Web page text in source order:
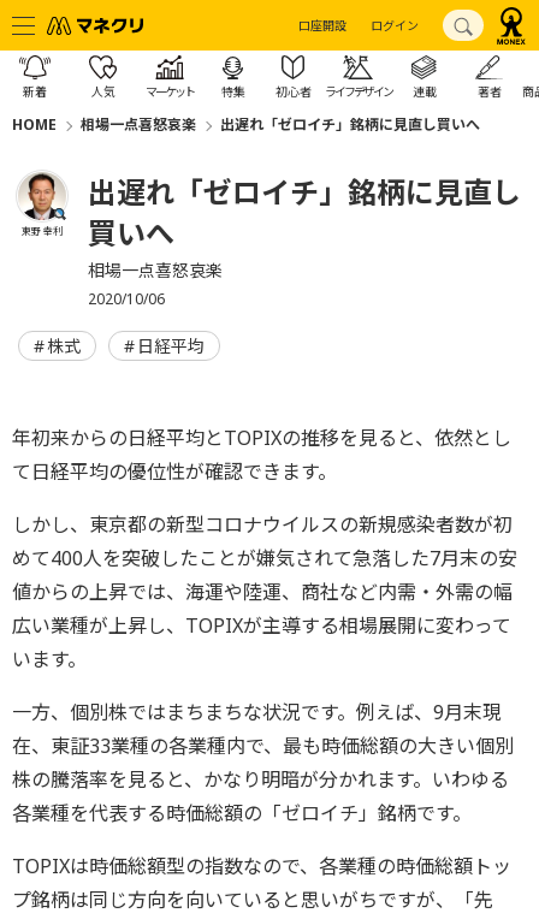
口座開設 ログイン
新着 人気 マーケット 特集 初心者 ライフデザイン 連載 著者 商
HOME 相場一点喜怒哀楽 出遅れ「ゼロイチ」銘柄に見直し買いへ
東野 幸利
出遅れ「ゼロイチ」銘柄に見直し
買いへ
相場一点喜怒哀楽
2020/10/06
株式 日経平均
年初来からの日経平均とTOPIXの推移を見ると、依然とし
て日経平均の優位性が確認できます。
しかし、東京都の新型コロナウイルスの新規感染者数が初
めて400人を突破したことが嫌気されて急落した7月末の安
値からの上昇では、海運や陸運、商社など内需・外需の幅
広い業種が上昇し、TOPIXが主導する相場展開に変わって
います。
一方、個別株ではまちまちな状況です。例えば、9月末現
在、東証33業種の各業種内で、最も時価総額の大きい個別
株の騰落率を見ると、かなり明暗が分かれます。いわゆる
各業種を代表する時価総額の「ゼロイチ」銘柄です。
TOPIXは時価総額型の指数なので、各業種の時価総額トッ
プ銘柄は同じ方向を向いていると思いがちですが、「先